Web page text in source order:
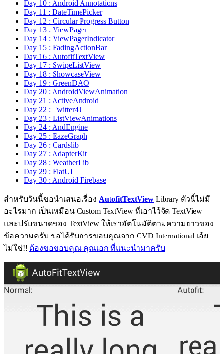
Day 10 : Android Annotations
Day 11 : DateTimePicker
Day 12 : Circular Progress Button
Day 13 : ViewPager
Day 14 : ViewPagerIndicator
Day 15 : FadingActionBar
Day 16 : AutofitTextView
Day 17 : SwipeListView
Day 18 : ShowcaseView
Day 19 : GreenDAO
Day 20 : AndroidViewAnimation
Day 21 : ActiveAndroid
Day 22 : Twitter4J
Day 23 : ListViewAnimations
Day 24 : AndEngine
Day 25 : EazeGraph
Day 26 : Cardslib
Day 27 : AdapterKit
Day 28 : WeatherLib
Day 29 : FlatUI
Day 30 : Android Firebase
สำหรับวันนี้ขอนำเสนอเรื่อง AutofitTextView Library ตัวนี้ไม่มี
อะไรมาก เป็นเหมือน Custom TextView ที่เอาไว้จัด TextView
และปรับขนาดของ TextView ให้เราอัตโนมัติตามความยาวของ
ข้อความครับ ขอได้รับการขอบคุณจาก CVD International เอ้ย
ไม่ใช่!! ต้องขอขอบคุณ คุณเอก ที่แนะนำมาครับ